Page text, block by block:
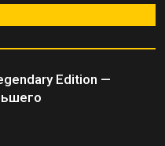
Edition —